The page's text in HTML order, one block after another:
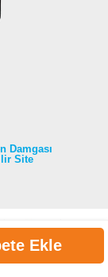
Ekle
Damgası
Site